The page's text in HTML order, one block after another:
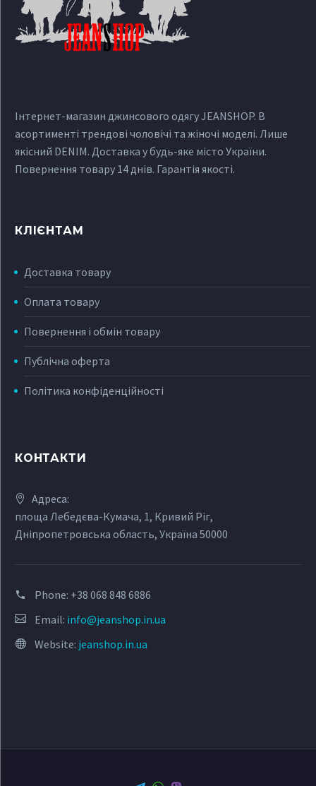
Інтернет-магазин джинсового одягу JEANSHOP. В
асортименті трендові чоловічі та жіночі моделі. Лише
якісний DENIM. Доставка у будь-яке місто України.
Повернення товару 14 днів. Гарантія якості.
КЛІЄНТАМ
Доставка товару
Оплата товару
Повернення і обмін товару
Публічна оферта
Політика конфіденційності
КОНТАКТИ
Адреса:
площа Лебедєва-Кумача, 1, Кривий Ріг,
Дніпропетровська область, Україна 50000
Phone: +38 068 848 6886
Email: info@jeanshop.in.ua
Website: jeanshop.in.ua